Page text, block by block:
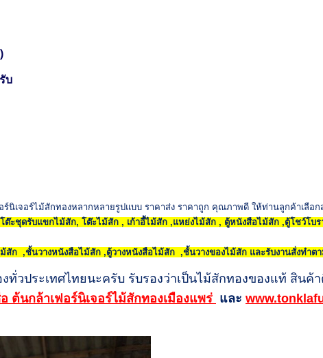
บ
ร์นิเจอร์ไม้สักทองหลากหลายรูปแบบ ราคาส่ง ราคาถูก คุณภาพดี ให้ท่านลูกค้าเลือก
ต๊ะชุดรับแขกไม้สัก, โต๊ะไม้สัก , เก้าอี้ไม้สัก ,แหย่งไม้สัก , ตู้หนังสือไม้สัก ,ตู้โชว์โบร
สัก ,ชั้นวางหนังสือไม้สัก ,ตู้วางหนังสือไม้สัก ,ชั้นวางของไม้สัก และรับงานสั่งทำ
ทั่วประเทศไทยนะครับ รับรองว่าเป็นไม้สักทองของแท้ สิ
ต้นกล้าเฟอร์นิเจอร์ไม้สักทองเมืองแพร่ และ